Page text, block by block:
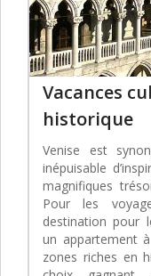
Vacances
historique
Venise est
inépuisable
magnifiques
Pour les
destination pour
un appartement
zones riches en